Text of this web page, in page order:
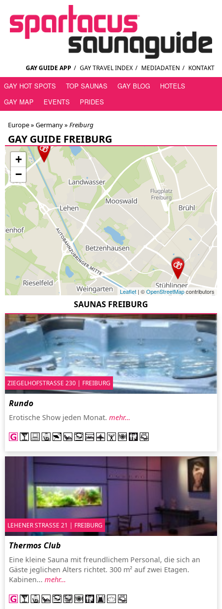
GAY GUIDE APP / GAY TRAVEL INDEX / MEDIADATEN / KONTAKT
GAY HOT SPOTS TOP SAUNAS GAY BLOG
HOTELS
GAY MAP
EVENTS PRIDES
Europe » Germany» Freiburg
GAY GUIDE FREIBURG
+
−
Leaflet | ©OpenStreetMapcontributors
SAUNAS FREIBURG
ZIEGELHOFSTRASSE 230 | FREIBURG
Rundo
Erotische Show jeden Monat. mehr…
LEHENER STRASSE 21 | FREIBURG
Thermos Club
Eine kleine Sauna mit freundlichem Personal, die sich an
Gäste jeglichen Alters richtet. 300 m² auf zwei Etagen.
Kabinen... mehr…